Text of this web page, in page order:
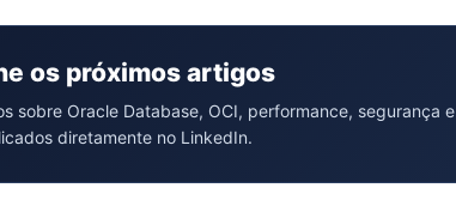
os próximos artigos
sobre Oracle Database, OCI, performance, segurança e
diretamente no LinkedIn.